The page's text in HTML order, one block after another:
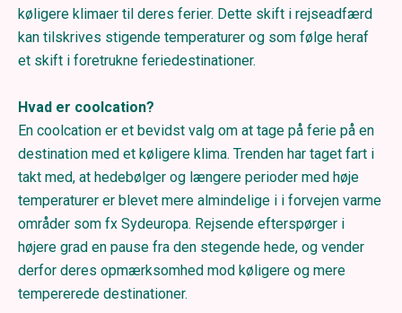
køligere klimaer til deres ferier. Dette skift i rejseadfærd
kan tilskrives stigende temperaturer og som følge heraf
et skift i foretrukne feriedestinationer.
Hvad er coolcation?
En coolcation er et bevidst valg om at tage på ferie på en
destination med et køligere klima. Trenden har taget fart i
takt med, at hedebølger og længere perioder med høje
temperaturer er blevet mere almindelige i i forvejen varme
områder som fx Sydeuropa. Rejsende efterspørger i
højere grad en pause fra den stegende hede, og vender
derfor deres opmærksomhed mod køligere og mere
tempererede destinationer.